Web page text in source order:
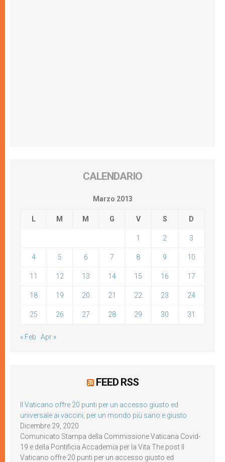
CALENDARIO
Marzo 2013
L M M G V S D
1 2 3
4 5 6 7 8 9 10
11 12 13 14 15 16 17
18 19 20 21 22 23 24
25 26 27 28 29 30 31
« Feb Apr »
FEED RSS
Il Vaticano offre 20 punti per un accesso giusto ed
universale ai vaccini, per un mondo più sano e giusto
Dicembre 29, 2020
Comunicato Stampa della Commissione Vaticana Covid-
19 e della Pontificia Accademia per la Vita The post Il
Vaticano offre 20 punti per un accesso giusto ed